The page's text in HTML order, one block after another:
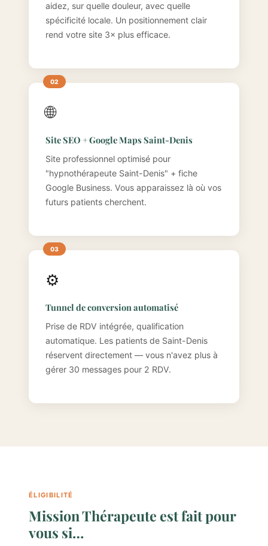
aidez, sur quelle douleur, avec quelle
spécificité locale. Un positionnement clair
rend votre site 3× plus efficace.
🌐
Site SEO + Google Maps Saint-Denis
Site professionnel optimisé pour
"hypnothérapeute Saint-Denis" + fiche
Google Business. Vous apparaissez là où vos
futurs patients cherchent.
⚙️
Tunnel de conversion automatisé
Prise de RDV intégrée, qualification
automatique. Les patients de Saint-Denis
réservent directement — vous n'avez plus à
gérer 30 messages pour 2 RDV.
ÉLIGIBILITÉ
Mission Thérapeute est fait pour
vous si…